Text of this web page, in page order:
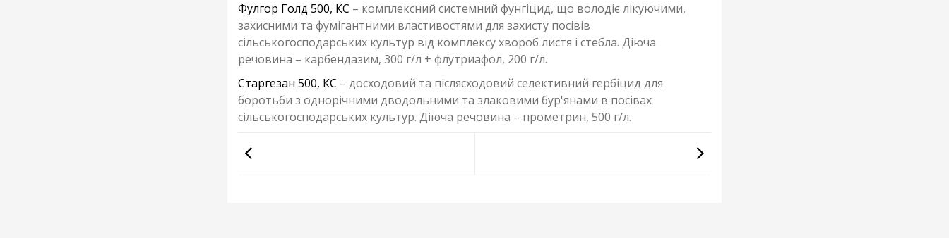
Фулгор Голд 500, КС – комплексний системний фунгіцид, що володіє лікуючими,
захисними та фумігантними властивостями для захисту посівів
сільськогосподарських культур від комплексу хвороб листя і стебла. Діюча
речовина – карбендазим, 300 г/л + флутриафол, 200 г/л.
Старгезан 500, КС – досходовий та післясходовий селективний гербіцид для
боротьби з однорічними дводольними та злаковими бур'янами в посівах
сільськогосподарських культур. Діюча речовина – прометрин, 500 г/л.